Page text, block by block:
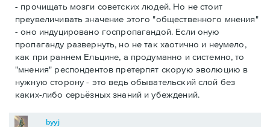
- прочищать мозги советских людей. Но не стоит
преувеличивать значение этого "общественного мнения"
- оно индуцировано госпропагандой. Если оную
пропаганду развернуть, но не так хаотично и неумело,
как при раннем Ельцине, а продуманно и системно, то
"мнения" респондентов претерпят скорую эволюцию в
нужную сторону - это ведь обывательский слой без
каких-либо серьёзных знаний и убеждений.
byyj